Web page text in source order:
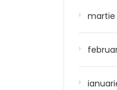
martie